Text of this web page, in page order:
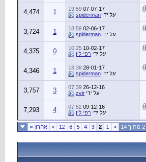
07-07-17
19:59
על ידי spiderman
1
4,474
02-06-17
18:59
על ידי spiderman
1
3,724
10-02-17
10:25
על ידי רפי לין 0
4,375
28-01-17
18:38
על ידי spiderman
1
4,346
26-12-16
07:39
על ידי zvir
3
3,757
09-12-16
07:52
על ידי רפי לין 4
7,293
<
1
2
3
4
5
6
12
> אחרון »